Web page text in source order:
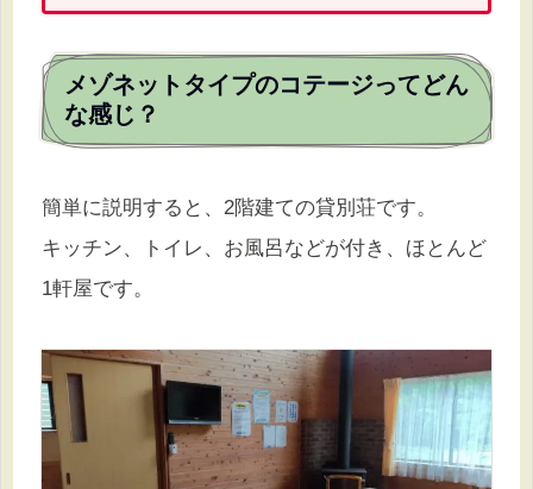
メゾネットタイプのコテージってどん
な感じ？
簡単に説明すると、2階建ての貸別荘です。
キッチン、トイレ、お風呂などが付き、ほとんど
1軒屋です。